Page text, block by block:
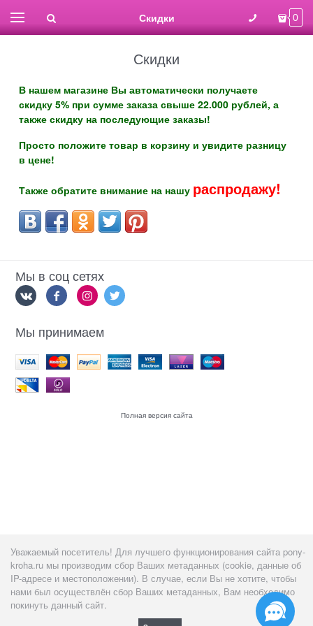
Скидки 0
Скидки
В нашем магазине Вы автоматически получаете
скидку 5% при сумме заказа свыше 22.000 рублей, а
также скидку на последующие заказы!
Просто положите товар в корзину и увидите разницу
в цене!
Также обратите внимание на нашу распродажу!
Мы в соц сетях
Мы принимаем
Полная версия сайта
Уважаемый посетитель! Для лучшего функционирования сайта pony-
kroha.ru мы производим сбор Ваших метаданных (cookie, данные об
IP-адресе и местоположении). В случае, если Вы не хотите, чтобы
нами был осуществлён сбор Ваших метаданных, Вам необходимо
покинуть данный сайт.